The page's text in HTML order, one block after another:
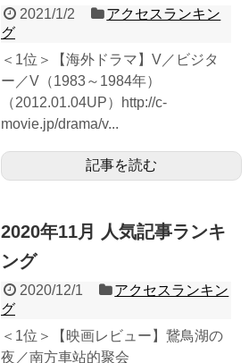
2021/1/2
アクセスランキン
グ
＜1位＞【海外ドラマ】V／ビジタ
ー／V（1983～1984年）
（2012.01.04UP）http://c-
movie.jp/drama/v...
記事を読む
2020年11月 人気記事ランキ
ング
2020/12/1
アクセスランキン
グ
＜1位＞【映画レビュー】鵞鳥湖の
夜／南方車站的聚会